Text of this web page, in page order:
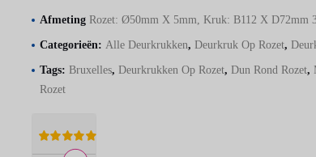
Afmeting Rozet: Ø50mm X 5mm, Kruk: B112 X D72mm
Categorieën: Alle Deurkrukken, Deurkruk Op Rozet,
Tags: Bruxelles, Deurkrukken Op Rozet, Dun Rond Rozet,
Rozet